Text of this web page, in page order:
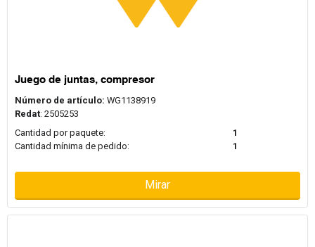
Juego de juntas, compresor
Número de artículo: WG1138919
Redat: 2505253
Cantidad por paquete:
1
Cantidad mínima de pedido:
1
Mirar